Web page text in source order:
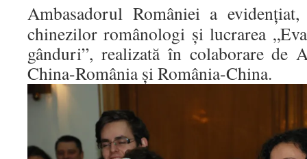
Ambasadorul României a evidențiat,
chinezilor românologi şi lucrarea
gânduri”, realizată în colaborare de
China-România și România-China.